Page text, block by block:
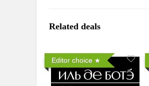
Related deals
Editor choice